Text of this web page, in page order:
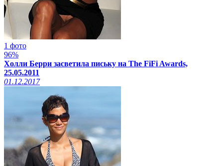
1 фото
96%
Холли Берри засветила письку на The FiFi Awards,
25.05.2011
01.12.2017